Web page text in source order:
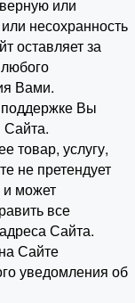
или
несохранность
оставляет за
Вами.
Вы
Сайта.
товар, услугу,
не претендует
может
все
Сайта.
Сайте
уведомления об